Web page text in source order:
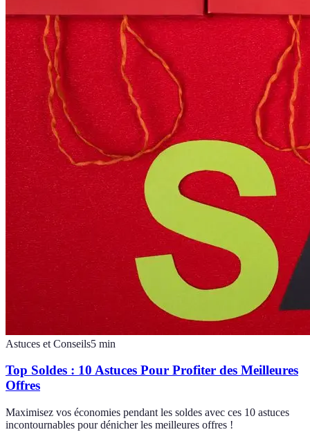
Astuces et Conseils5 min
Top Soldes : 10 Astuces Pour Profiter des Meilleures
Offres
Maximisez vos économies pendant les soldes avec ces 10 astuces
incontournables pour dénicher les meilleures offres !